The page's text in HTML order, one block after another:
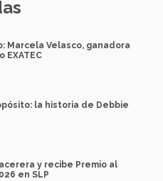
Marcela Velasco, ganadora
EXATEC
la historia de Debbie
y recibe Premio al
en SLP